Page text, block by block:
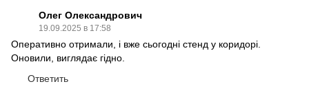
Олег Олександрович
19.09.2025 в 17:58
Оперативно отримали, і вже сьогодні стенд у коридорі.
Оновили, виглядає гідно.
Ответить